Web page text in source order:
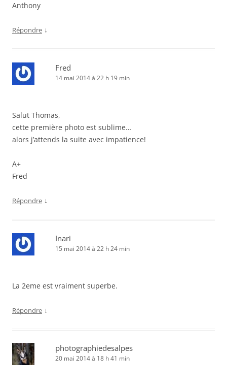
Anthony
Répondre ↓
Fred
14 mai 2014 à 22 h 19 min
Salut Thomas,
cette première photo est sublime…
alors j’attends la suite avec impatience!
A+
Fred
Répondre ↓
Inari
15 mai 2014 à 22 h 24 min
La 2eme est vraiment superbe.
Répondre ↓
photographiedesalpes
20 mai 2014 à 18 h 41 min